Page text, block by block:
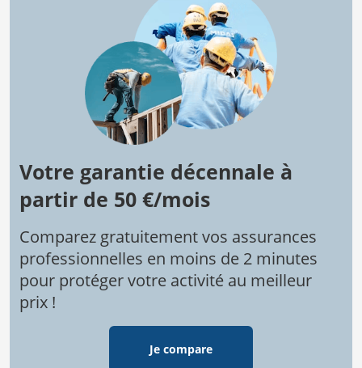
Votre garantie décennale à
partir de 50 €/mois
Comparez gratuitement vos assurances
professionnelles en moins de 2 minutes
pour protéger votre activité au meilleur
prix !
Je compare